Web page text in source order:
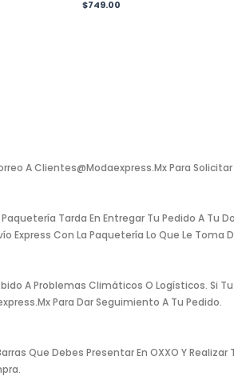
$749.00
A Clientes@modaexpress.mx Para
Tarda En Entregar Tu Pedido A Tu
Express Con La Paquetería Lo Que Le Toma
A Problemas Climáticos O Logísticos. Si Tu
Para Dar Seguimiento A Tu Pedido.
Que Debes Presentar En OXXO Y